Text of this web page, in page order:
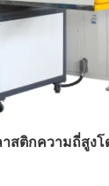
สติกความถี่สูงโ